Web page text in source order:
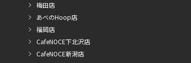
梅田店
あべのHoop店
福岡店
CafeNOCE下北沢店
CafeNOCE新潟店